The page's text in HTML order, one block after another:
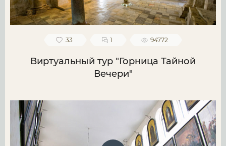
33 1 94772
Виртуальный тур "Горница Тайной
Вечери"